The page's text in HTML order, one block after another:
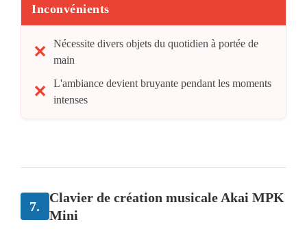
Inconvénients
Nécessite divers objets du quotidien à portée de
main
L'ambiance devient bruyante pendant les moments
intenses
7.
Clavier de création musicale Akai MPK
Mini